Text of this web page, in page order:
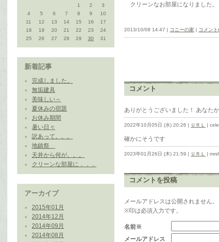
1
2
3
4
5 6 7 8 9
10
11
12 13 14 15 16
17
18
19 20 21 22 23
24
25
26 27 28 29 30 31
新着記事
完成しました。
無垢建具
美味しい～
夏休みの宿題
お休み期間
暑い日々
訳あって。。。
地鎮祭
天井から何が。。。
クリーンな部屋に．．．
アーカイブ
2015年01月
2014年12月
2014年09月
2014年08月
クリーンなお部屋になりました。
2013/10/08 14:47 | コニーの家 | コメント
コメント
ありがとうございました！ あなた
2022年10月05日 (水) 20:26 | ＵＲＬ |
確かにそうです
2023年01月26日 (木) 21:59 | ＵＲＬ |
コメントを投稿
メールアドレスは公開されません。
※印は必須入力です。
名前※
メールアドレス